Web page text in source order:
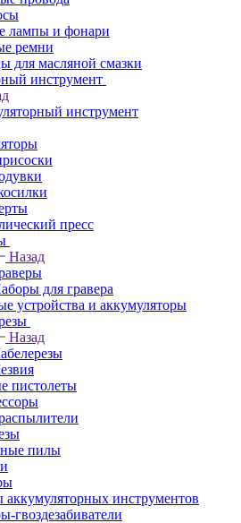
лампы и фонари
ремни
для масляной смазки
инструмент
инструмент
пресс
Назад
для гравера
устройства и аккумуляторы
Назад
пистолеты
пилы
инструментов
гвоздезабиватели